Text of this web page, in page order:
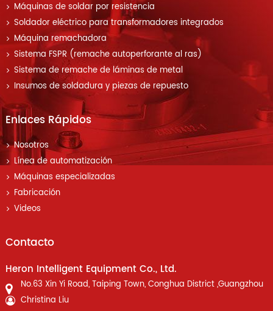
Máquinas de soldar por resistencia
Soldador eléctrico para transformadores integrados
Máquina remachadora
Sistema FSPR (remache autoperforante al ras)
Sistema de remache de láminas de metal
Insumos de soldadura y piezas de repuesto
Enlaces Rápidos
Nosotros
Línea de automatización
Máquinas especializadas
Fabricación
Videos
Contacto
Heron Intelligent Equipment Co., Ltd.
No.63 Xin Yi Road, Taiping Town, Conghua District ,Guangzhou
Christina Liu